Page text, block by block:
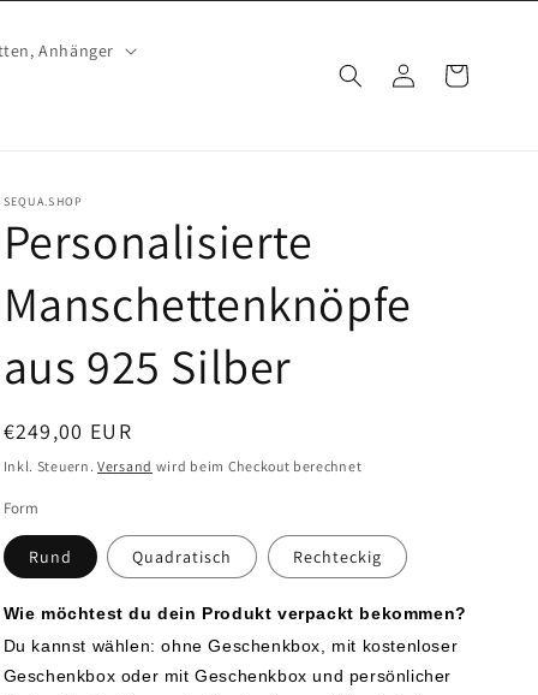
Anhänger
EinloggenWarenkorb
SEQUA.SHOP
Personalisierte
Manschettenknöpfe
aus 925 Silber
Normaler
Preis
€249,00 EUR
Inkl. Steuern.Versand wird beim Checkout berechnet
Form
Rund Quadratisch Rechteckig
Wie möchtest du dein Produkt verpackt bekommen?
Du kannst wählen: ohne Geschenkbox, mit kostenloser
Geschenkbox oder mit Geschenkbox und persönlicher